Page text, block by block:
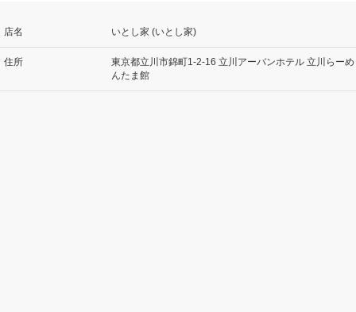
店名 いとし家 (いとし家)
住所
東京都立川市錦町1-2-16 立川アーバンホテル 立川らーめ
んたま館